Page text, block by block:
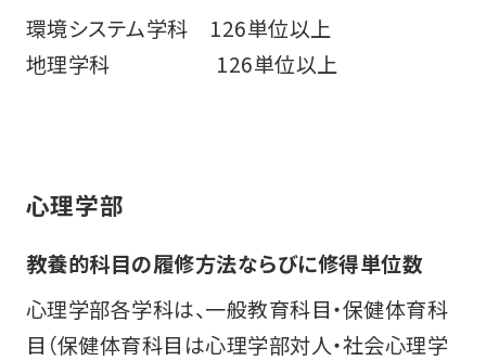
環境システム学科 126単位以上
地理学科 126単位以上
心理学部
教養的科目の履修方法ならびに修得単位数
心理学部各学科は、一般教育科目・保健体育科
目（保健体育科目は心理学部対人・社会心理学